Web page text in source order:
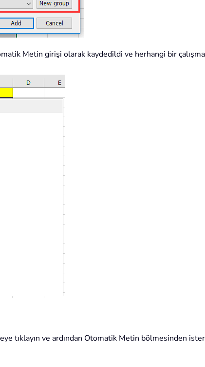
Metin girişi olarak kaydedildi ve herhangi bir çalışma
tıklayın ve ardından Otomatik Metin bölmesinden